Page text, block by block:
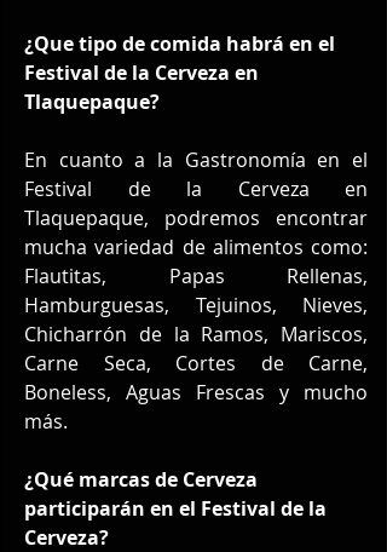
¿Que tipo de comida habrá en el
Festival de la Cerveza en
Tlaquepaque?
En cuanto a la Gastronomía en el
Festival de la Cerveza en
Tlaquepaque, podremos encontrar
mucha variedad de alimentos como:
Flautitas, Papas Rellenas,
Hamburguesas, Tejuinos, Nieves,
Chicharrón de la Ramos, Mariscos,
Carne Seca, Cortes de Carne,
Boneless, Aguas Frescas y mucho
más.
¿Qué marcas de Cerveza
participarán en el Festival de la
Cerveza?